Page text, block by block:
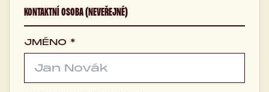
KONTAKTNÍ OSOBA (NEVEŘEJNÉ)
JMÉNO *